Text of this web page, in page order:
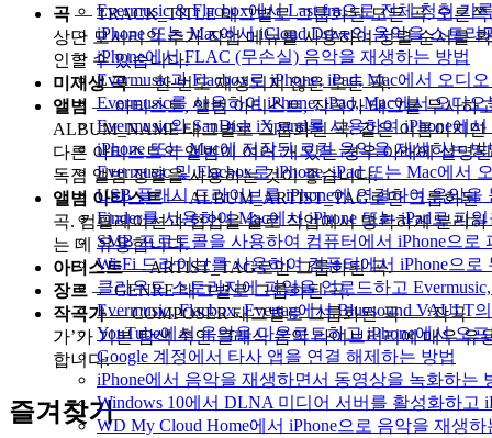
Evermusic & Flacbox에서 Last.fm으로 전체 청취 기
iPhone 또는 Mac에서 iCloud Drive의 음악을 스트리
iPhone에서 FLAC (무손실) 음악을 재생하는 방법
Evermusic과 Flacbox로 iPhone, iPad, Mac에서 오
Evermusic를 사용하여 iPhone, iPad, Mac에서 오디
Evermusic와 SanDisk iXpand를 사용하여 iPhone
iPhone 또는 Mac에 저장된 로컬 음악을 재생하는 방
Evermusic 및 Flacbox로 iPhone, iPad 또는 Mac에
USB 플래시 드라이브를 iPhone에 연결하여 음악
Finder를 사용하여 Mac에서 iPhone 또는 iPad로 파
SMB 프로토콜을 사용하여 컴퓨터에서 iPhone으로
Wi-Fi 드라이브를 사용하여 컴퓨터에서 iPhone으
클라우드 스토리지에 파일을 업로드하고
Evermusic, Flacbox, Evertag에서 Bluesound
YouTube에서 음악을 다운로드하고 iPhone에서 오
Google 계정에서 타사 앱을 연결 해제하는 방법
iPhone에서 음악을 재생하면서 동영상을 녹화하는
Windows 10에서 DLNA 미디어 서버를 활성화하고
WD My Cloud Home에서 iPhone으로 음악을 재생
곡 — TRACK_TITLE 태그별로 그룹화된 모든 곡. 오른쪽
상단 모서리의 추가 작업 메뉴를 사용하여 정렬 순서를 확
인할 수 있습니다.
미재생 곡— 한 번도 재생되지 않은 모든 곡.
앨범 — 아티스트, 앨범 아티스트, 작곡가 태그를 무시하
ALBUM_NAME 태그별로 그룹화된 곡. 같은 이름이지만
다른 아티스트의 앨범이 여러 개 있는 경우 아래에 설명된
독점 앨범 정렬을 사용하는 것이 좋습니다.
앨범 아티스트— ALBUM_ARTIST_TAG로만 그룹화된
곡. 컴필레이션과 협업을 솔로 작업에서 명확하게 분리하
는 데 유용합니다.
아티스트— ARTIST_TAG로만 그룹화된 곡.
장르 — GENRE 태그별로 그룹화된 곡.
작곡가— COMPOSER 태그별로 그룹화된 곡 — ‘작곡
가’가 기본 탐색 축인 클래식 음악 라이브러리에 매우 유
합니다.
즐겨찾기